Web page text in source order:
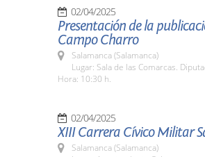
02/04/2025
Presentación de la
Campo Charro
Salamanca (Salamanca)
Lugar: Sala de las Comarcas.
Hora: 10:30 h.
02/04/2025
XIII Carrera Cívico Militar
Salamanca (Salamanca)